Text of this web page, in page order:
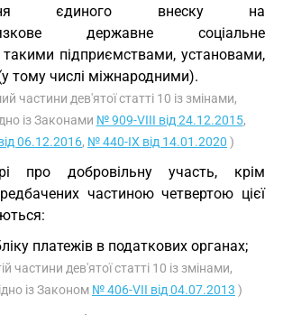
єдиного внеску на
державне соціальне
такими підприємствами, установами,
тому числі міжнародними).
частини дев'ятої статті 10 із змінами,
із Законами № 909-VIII від 24.12.2015,
06.12.2016, № 440-IX від 14.01.2020 )
про добровільну участь, крім
частиною четвертою цієї
платежів в податкових органах;
частини дев'ятої статті 10 із змінами,
із Законом № 406-VII від 04.07.2013 )